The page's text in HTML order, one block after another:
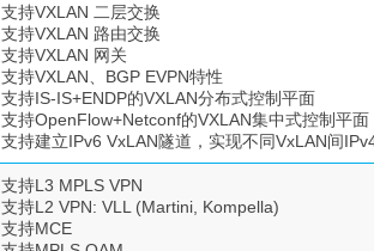
支持VXLAN 二层交换
支持VXLAN 路由交换
支持VXLAN 网关
支持VXLAN、BGP EVPN特性
支持IS-IS+ENDP的VXLAN分布式控制平面
支持OpenFlow+Netconf的VXLAN集中式控制平面
支持建立IPv6 VxLAN隧道，实现不同VxLAN间
支持L3 MPLS VPN
支持L2 VPN: VLL (Martini, Kompella)
支持MCE